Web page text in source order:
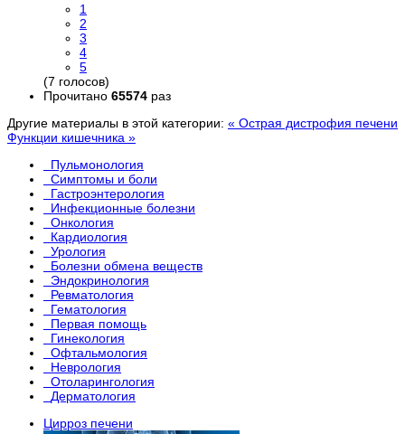
1
2
3
4
5
(7 голосов)
Прочитано 65574 раз
Другие материалы в этой категории: « Острая дистрофия печени
Функции кишечника »
Пульмонология
Симптомы и боли
Гастроэнтерология
Инфекционные болезни
Онкология
Кардиология
Урология
Болезни обмена веществ
Эндокринология
Ревматология
Гематология
Первая помощь
Гинекология
Офтальмология
Неврология
Отоларингология
Дерматология
Цирроз печени